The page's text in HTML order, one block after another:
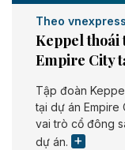
Theo
Keppel thoái
Empire City
Tập đoàn
tại dự án Empire
vai trò cổ đông
dự án.